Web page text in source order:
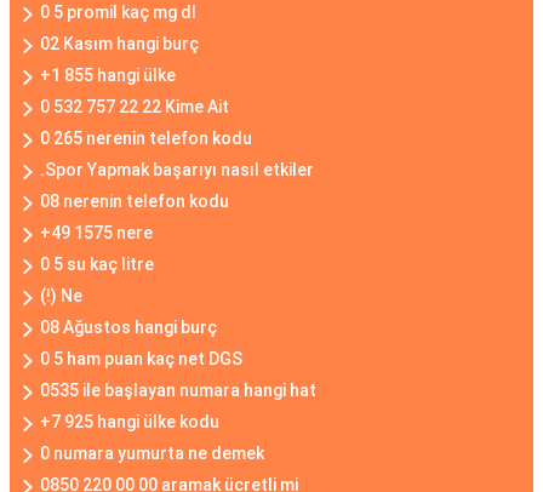
0 5 promil kaç mg dl
02 Kasım hangi burç
+1 855 hangi ülke
0 532 757 22 22 Kime Ait
0 265 nerenin telefon kodu
.Spor Yapmak başarıyı nasıl etkiler
08 nerenin telefon kodu
+49 1575 nere
0 5 su kaç litre
(!) Ne
08 Ağustos hangi burç
0 5 ham puan kaç net DGS
0535 ile başlayan numara hangi hat
+7 925 hangi ülke kodu
0 numara yumurta ne demek
0850 220 00 00 aramak ücretli mi